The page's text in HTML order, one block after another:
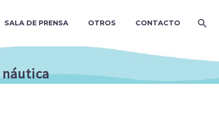
SALA DE PRENSA OTROS CONTACTO